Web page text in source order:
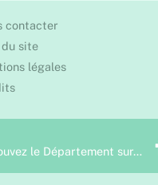
contacter
du site
légales
le Département sur…